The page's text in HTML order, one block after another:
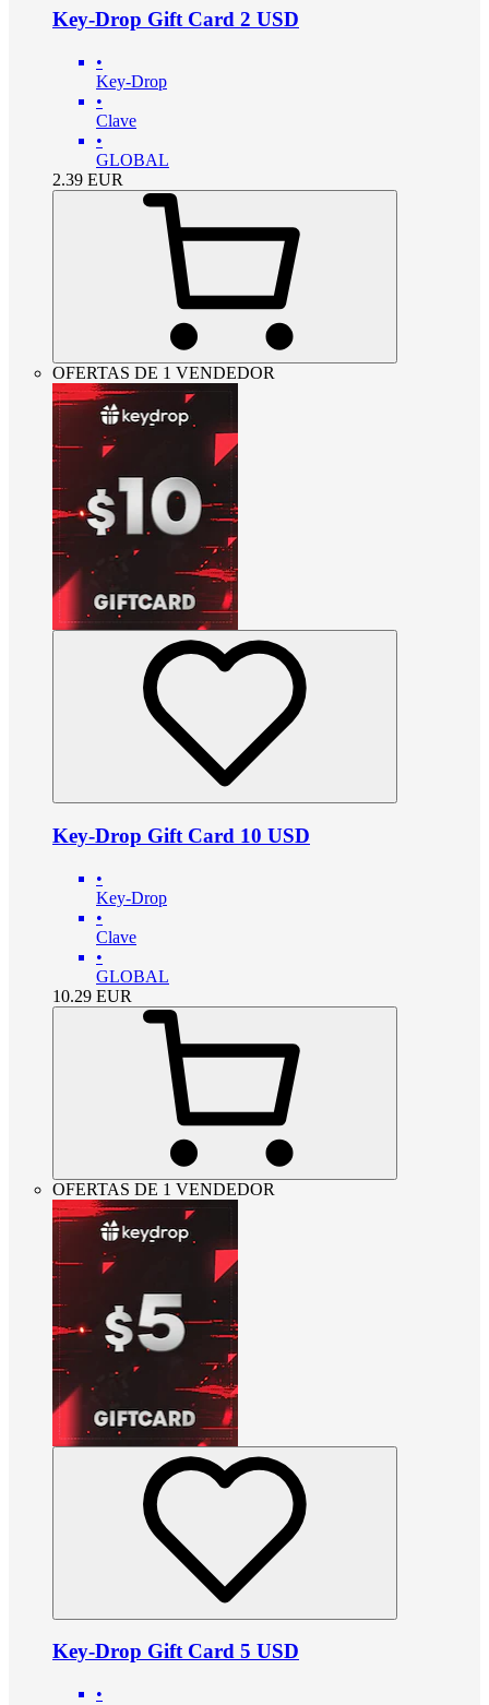
Key-Drop Gift Card 2 USD
•
Key-Drop
•
Clave
•
GLOBAL
2.39 EUR
OFERTAS DE 1 VENDEDOR
Key-Drop Gift Card 10 USD
•
Key-Drop
•
Clave
•
GLOBAL
10.29 EUR
OFERTAS DE 1 VENDEDOR
Key-Drop Gift Card 5 USD
•